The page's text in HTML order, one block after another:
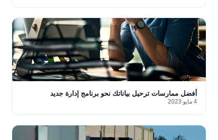
أفضل ممارسات ترحيل بياناتك نحو برنامج إدارة جديد
4 مايو 2023